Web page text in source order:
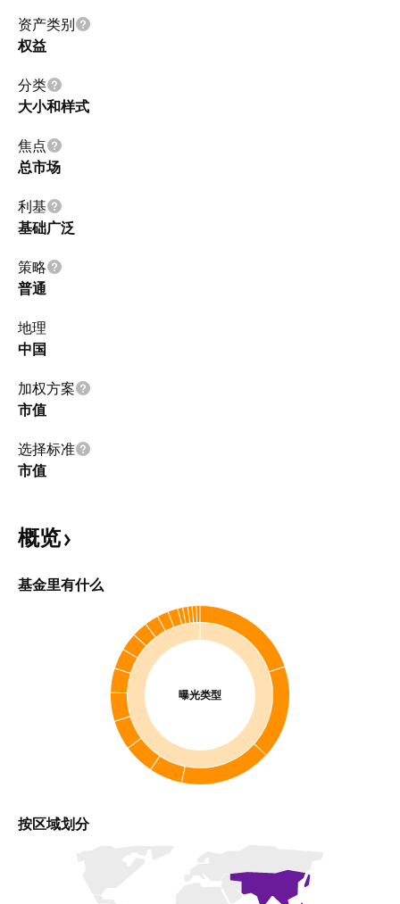
资产类别
权益
分类
大小和样式
焦点
总市场
利基
基础广泛
策略
普通
地理
中国
加权方案
市值
选择标准
市值
概览
基金里有什么
曝光类型
按区域划分